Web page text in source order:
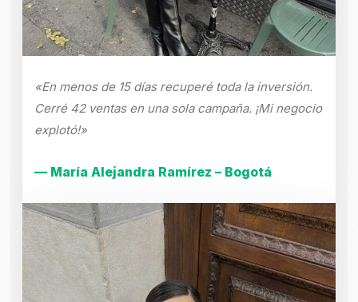
«En menos de 15 días recuperé toda la inversión.
Cerré 42 ventas en una sola campaña. ¡Mi negocio
explotó!»
— María Alejandra Ramírez – Bogotá